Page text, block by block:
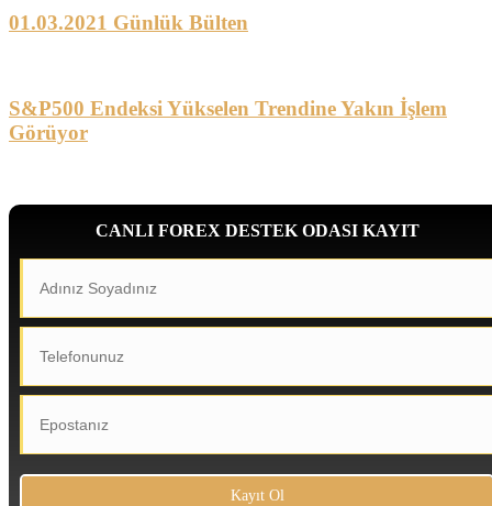
01.03.2021 Günlük Bülten
S&P500 Endeksi Yükselen Trendine Yakın İşlem
Görüyor
CANLI FOREX DESTEK ODASI KAYIT